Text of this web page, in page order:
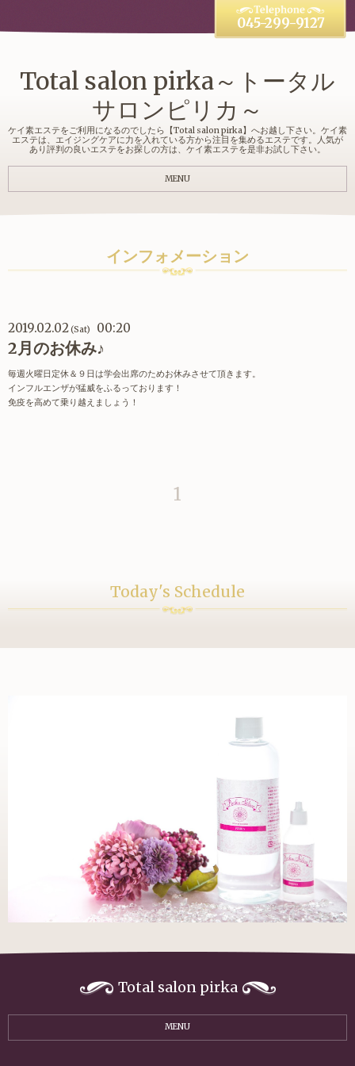
Total salon pirka～トータル
サロンピリカ～
ケイ素エステをご利用になるのでしたら【Total salon pirka】へお越し下さい。ケイ素
エステは、エイジングケアに力を入れている方から注目を集めるエステです。人気が
あり評判の良いエステをお探しの方は、ケイ素エステを是非お試し下さい。
045-299-9127
MENU
インフォメーション
2019.02.02(Sat) 00:20
2月のお休み♪
毎週火曜日定休＆９日は学会出席のためお休みさせて頂きます。
インフルエンザが猛威をふるっております！
免疫を高めて乗り越えましょう！
1
Today's Schedule
Total salon pirka
MENU